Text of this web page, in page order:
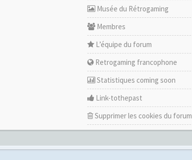
Musée du Rétrogaming
Membres
L’équipe du forum
Retrogaming francophone
Statistiques coming soon
Link-tothepast
Supprimer les cookies du forum